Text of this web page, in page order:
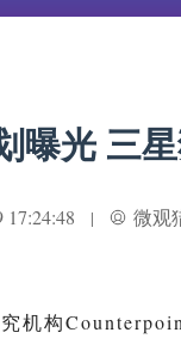
曝光 三
17:24:48 | 微观
机构